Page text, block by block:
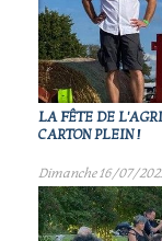
LA FÊTE DE
CARTON PLEIN !
Dimanche 16/07/